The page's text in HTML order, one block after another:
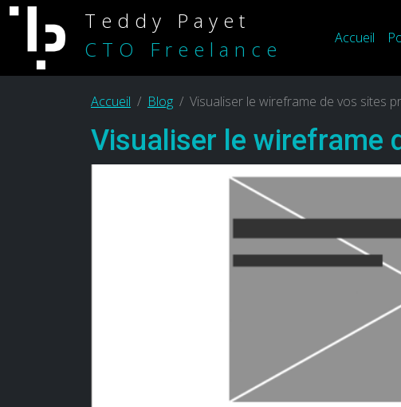
Teddy Payet
CTO Freelance
Accueil
Accueil Blog Visualiser le wireframe de vos sites
Visualiser le wireframe